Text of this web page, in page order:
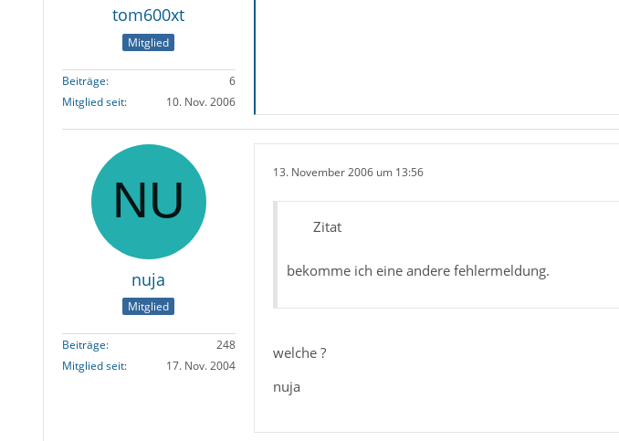
tom600xt
Mitglied
Beiträge
6
Mitglied seit
10. Nov. 2006
nuja
Mitglied
Beiträge
248
Mitglied seit
17. Nov. 2004
13. November 2006 um 13:56
Zitat
bekomme ich eine andere fehlermeldung.
welche ?
nuja